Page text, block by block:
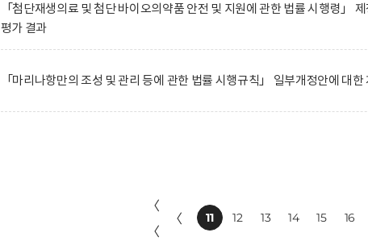
「첨단재생의료 및 첨단 바이오의약품 안전 및 지원에 관한 법률 시행령」
평가 결과
「마리나항만의 조성 및 관리 등에 관한 법률 시행규칙」 일부개정안에 대
〈
〈
〈 11 12 13 14 15 16